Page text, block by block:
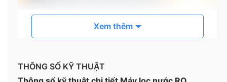
Xem thêm
THÔNG SỐ KỸ THUẬT